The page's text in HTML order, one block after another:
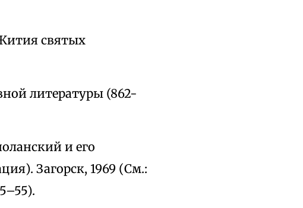
святых
литературы (862-
и его
Загорск, 1969 (См.: